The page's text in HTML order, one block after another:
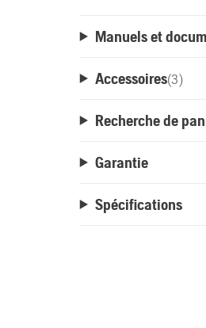
Manuels et
Accessoires(3)
Recherche de
Garantie
Spécifications